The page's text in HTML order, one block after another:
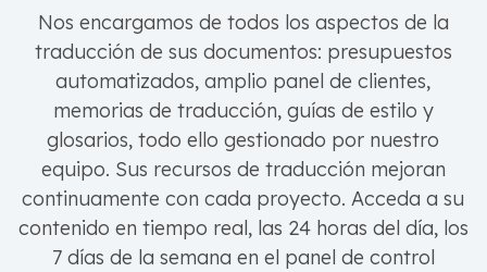
Nos encargamos de todos los aspectos de la
traducción de sus documentos: presupuestos
automatizados, amplio panel de clientes,
memorias de traducción, guías de estilo y
glosarios, todo ello gestionado por nuestro
equipo. Sus recursos de traducción mejoran
continuamente con cada proyecto. Acceda a su
contenido en tiempo real, las 24 horas del día, los
7 días de la semana en el panel de control